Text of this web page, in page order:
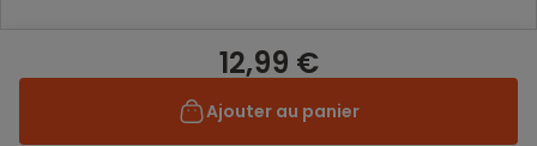
12,99 €
Ajouter au panier